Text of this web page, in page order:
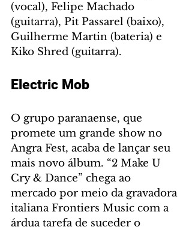
(vocal), Felipe Machado
(guitarra), Pit Passarel (baixo),
Guilherme Martin (bateria) e
Kiko Shred (guitarra).
Electric Mob
O grupo paranaense, que
promete um grande show no
Angra Fest, acaba de lançar seu
mais novo álbum. “2 Make U
Cry & Dance” chega ao
mercado por meio da gravadora
italiana Frontiers Music com a
árdua tarefa de suceder o